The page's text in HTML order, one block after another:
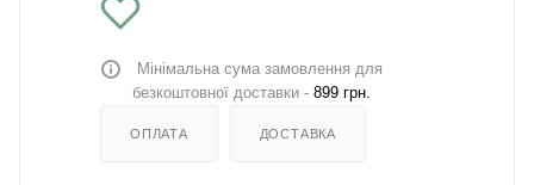
Мінімальна сума замовлення для
безкоштовної доставки - 899 грн.
ОПЛАТА ДОСТАВКА